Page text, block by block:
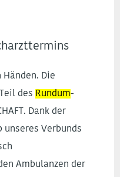
Händen. Die
des Rundum-
Dank der
Verbunds
Ambulanzen der